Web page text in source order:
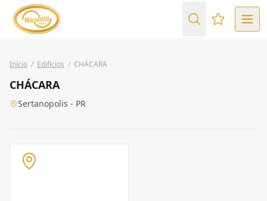
Favoritos
Início / Edifícios / CHÁCARA
CHÁCARA
Sertanopolis - PR